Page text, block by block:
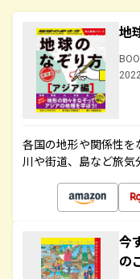
地
各国の地形や関係性を
川や街道、島など旅気
今
の